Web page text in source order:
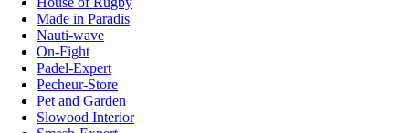
Made in Paradis
Nauti-wave
On-Fight
Padel-Expert
Pecheur-Store
Pet and Garden
Slowood Interior